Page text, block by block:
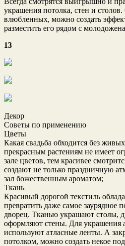
украшения потолка, стен и
влюбленных, можно создать
разместить его рядом с
13
Декор
Советы по применению
Цветы
Какая свадьба обходится без
прекрасным растениям не имеет
зале цветов, тем красивее
создают не только праздничную
зал божественным ароматом;
Ткань
Красивый дорогой текстиль
превратить даже самое заурядное
дворец. Тканью украшают столы,
оформляют стены. Для украшения
используют атласные ленты. А
потолком, можно создать некое